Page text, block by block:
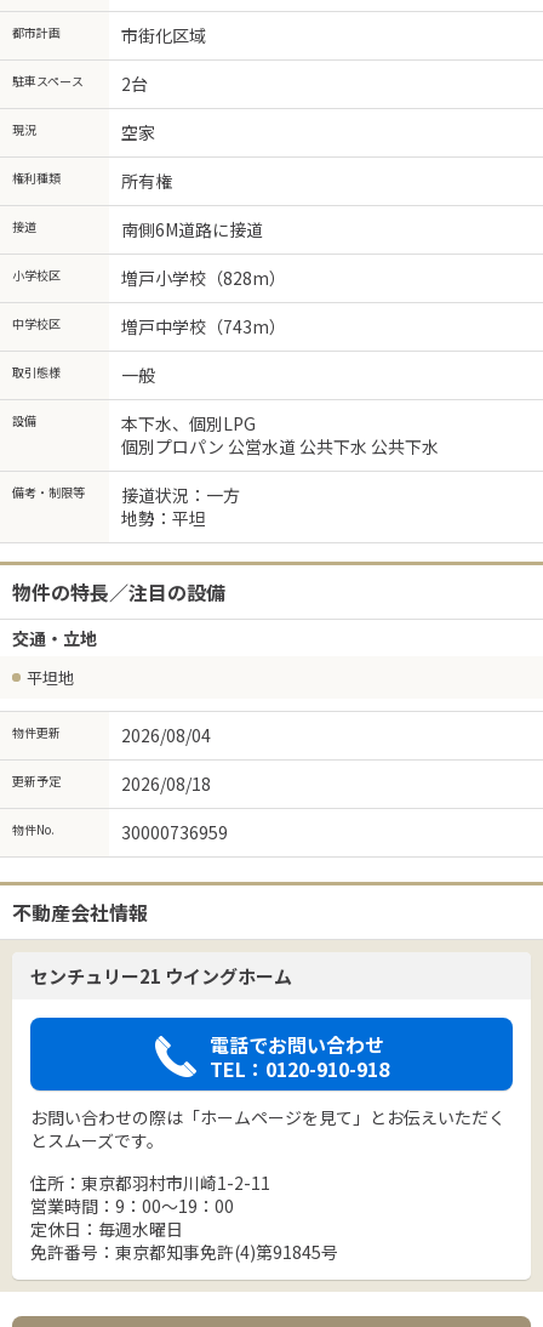
都市計画 市街化区域
駐車スペース 2台
現況 空家
権利種類 所有権
接道 南側6M道路に接道
小学校区 増戸小学校（828m）
中学校区 増戸中学校（743m）
取引態様 一般
設備
本下水、個別LPG
個別プロパン 公営水道 公共下水 公共下水
備考・制限等
接道状況：一方
地勢：平坦
物件の特長／注目の設備
交通・立地
平坦地
物件更新 2026/08/04
更新予定 2026/08/18
物件No. 30000736959
不動産会社情報
センチュリー21 ウイングホーム
電話でお問い合わせ
TEL：0120-910-918
お問い合わせの際は「ホームページを見て」とお伝えいただく
とスムーズです。
住所：東京都羽村市川崎1-2-11
営業時間：9：00～19：00
定休日：毎週水曜日
免許番号：東京都知事免許(4)第91845号